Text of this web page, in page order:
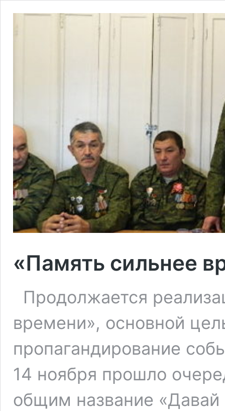
«Память сильнее
Продолжается
времени», основной
пропагандирование
14 ноября прошло
общим название «Давай